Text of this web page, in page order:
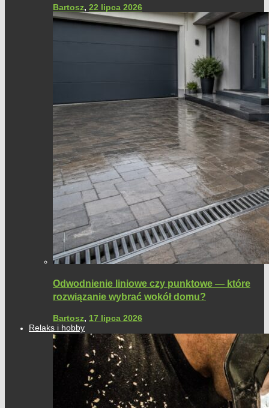
Bartosz, 22 lipca 2026
Odwodnienie liniowe czy punktowe — które
rozwiązanie wybrać wokół domu?
Bartosz, 17 lipca 2026
Relaks i hobby